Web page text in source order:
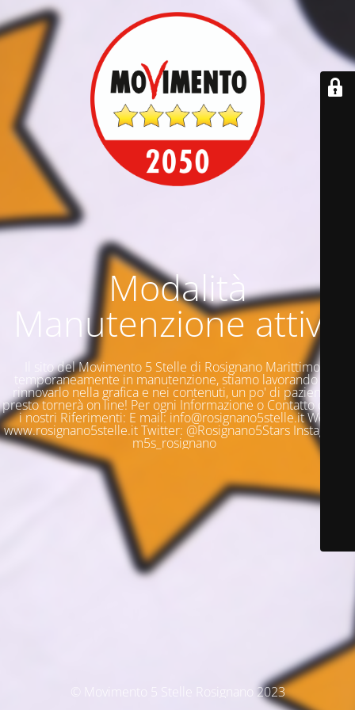
Modalità
Manutenzione attiva
Il sito del Movimento 5 Stelle di Rosignano Marittimo è
temporaneamente in manutenzione, stiamo lavorando per
rinnovarlo nella grafica e nei contenuti, un po' di pazienza e
presto tornerà on line! Per ogni Informazione o Contatto questi
i nostri Riferimenti: E mail: info@rosignano5stelle.it Web:
www.rosignano5stelle.it Twitter: @Rosignano5Stars Instagram:
m5s_rosignano
© Movimento 5 Stelle Rosignano 2023